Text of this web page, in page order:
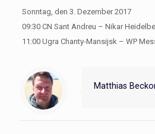
Sonntag, den 3. Dezember 2017
09:30 CN Sant Andreu – Nikar
11:00 Ugra Chanty-Mansijsk – WP
Matthias